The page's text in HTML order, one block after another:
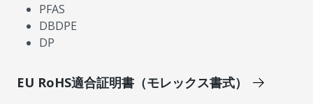
PFAS
DBDPE
DP
EU RoHS適合証明書（モレックス書式）